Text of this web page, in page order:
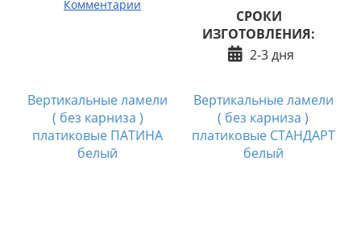
Комментарии
СРОКИ
ИЗГОТОВЛЕНИЯ:
2-3 дня
Вертикальные ламели
( без карниза )
платиковые ПАТИНА
белый
Вертикальные ламели
( без карниза )
платиковые СТАНДАРТ
белый